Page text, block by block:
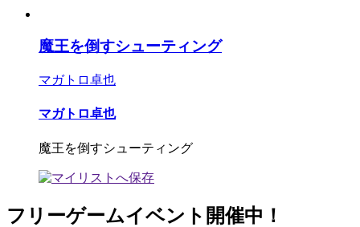
魔王を倒すシューティング
マガトロ卓也
マガトロ卓也
魔王を倒すシューティング
フリーゲームイベント開催中！